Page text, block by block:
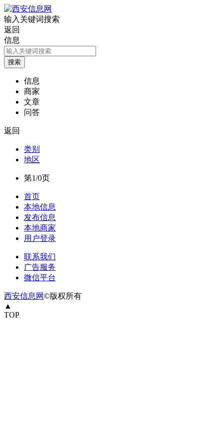
输入关键词搜索
返回
信息
信息
商家
文章
问答
返回
类别
地区
第1/0页
首页
本地信息
发布信息
本地商家
用户登录
联系我们
广告服务
微信平台
西安信息网©版权所有
▲
TOP